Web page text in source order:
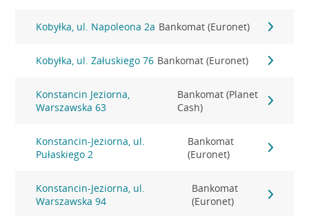
Kobyłka, ul. Napoleona 2a Bankomat (Euronet)
Kobyłka, ul. Załuskiego 76 Bankomat (Euronet)
Konstancin Jeziorna,
Warszawska 63
Bankomat (Planet
Cash)
Konstancin-Jeziorna, ul.
Pułaskiego 2
Bankomat
(Euronet)
Konstancin-Jeziorna, ul.
Warszawska 94
Bankomat
(Euronet)